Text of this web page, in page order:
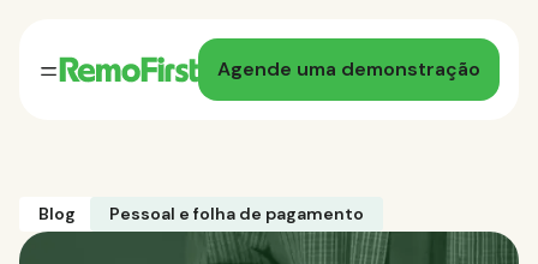
Agende uma demonstração
Blog Pessoal e folha de pagamento